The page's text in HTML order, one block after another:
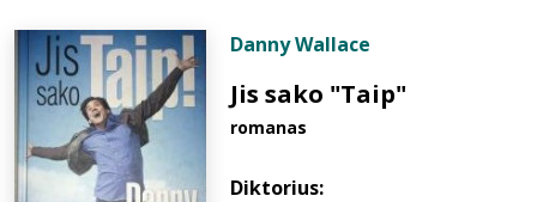
Danny Wallace
Jis sako "Taip"
romanas
Diktorius: